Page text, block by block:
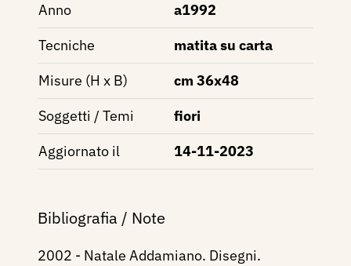
Anno
a1992
Tecniche
matita su carta
Misure (H x B)
cm 36x48
Soggetti / Temi
fiori
Aggiornato il
14-11-2023
Bibliografia / Note
2002 - Natale Addamiano. Disegni.